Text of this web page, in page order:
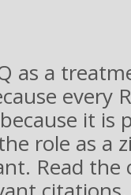
as a
every
it is
role as a
Read the